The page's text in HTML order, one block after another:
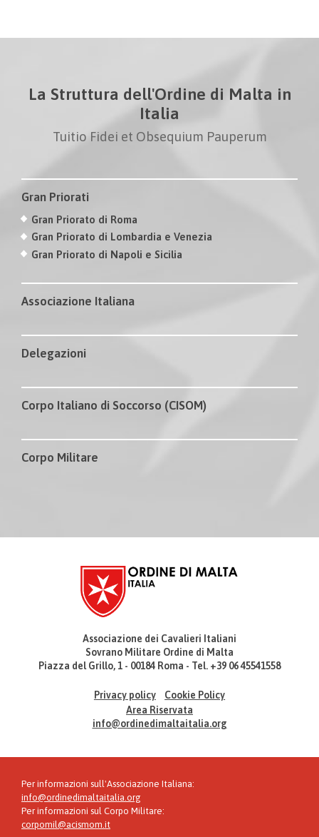
La Struttura dell'Ordine di Malta in
Italia
Tuitio Fidei et Obsequium Pauperum
Gran Priorati
Gran Priorato di Roma
Gran Priorato di Lombardia e Venezia
Gran Priorato di Napoli e Sicilia
Associazione Italiana
Delegazioni
Corpo Italiano di Soccorso (CISOM)
Corpo Militare
Associazione dei Cavalieri Italiani
Sovrano Militare Ordine di Malta
Piazza del Grillo, 1 - 00184 Roma - Tel. +39 06 45541558
Privacy policy
Cookie Policy
Area Riservata
info@ordinedimaltaitalia.org
Per informazioni sull'Associazione Italiana:
info@ordinedimaltaitalia.org
Per informazioni sul Corpo Militare:
corpomil@acismom.it